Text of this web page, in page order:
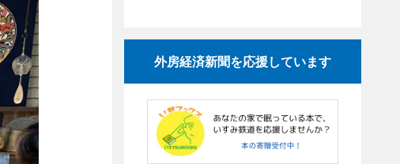
外房経済新聞を応援しています